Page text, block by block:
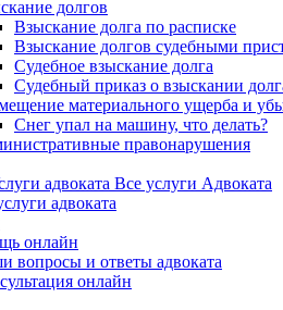
долгов
Взыскание долга по расписке
Взыскание долгов судебными
Судебное взыскание долга
Судебный приказ о взыскании
материального ущерба и
Снег упал на машину, что делать?
правонарушения
Все услуги Адвоката
адвоката
онлайн
вопросы и ответы адвоката
онлайн